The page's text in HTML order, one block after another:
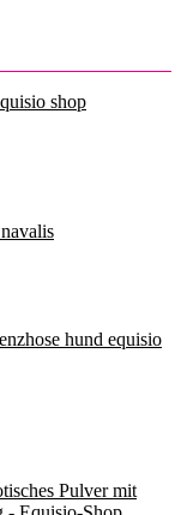
navalis